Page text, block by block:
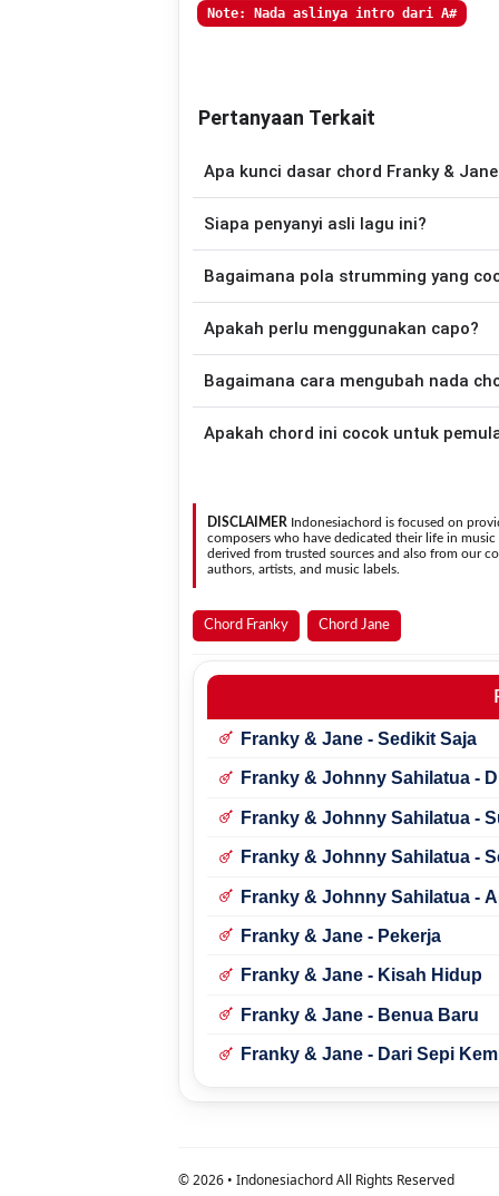
Note: Nada aslinya intro dari A#
Pertanyaan Terkait
Apa kunci dasar chord Franky &
disederhanakan sehingga lebih mudah
memainkan lagu ini.
Siapa penyanyi asli lagu ini?
gitar yang lebih mudah dimainkan tanpa
Bagaimana pola strumming yang
Down - Down - Up - Up - Down - Up
Apakah perlu menggunakan capo?
asli penyanyi, kamu dapat
Bagaimana cara mengubah nada
nada. Seluruh chord akan berubah secara otomatis tanpa mengubah lirik sehingga kamu dapat
Apakah chord ini cocok untuk
DISCLAIMER Indonesiachord is focused on
composers who have dedicated their life in
derived from trusted sources and also from our
authors, artists, and music labels.
Chord Franky Chord Jane
Franky & Jane - Sedikit Saja
Franky & Johnny Sahilatua -
Franky & Johnny Sahilatua -
Franky & Johnny Sahilatua -
Franky & Johnny Sahilatua -
Franky & Jane - Pekerja
Franky & Jane - Kisah Hidup
Franky & Jane - Benua Baru
Franky & Jane - Dari Sepi
©2026 • Indonesiachord All Rights Reserved